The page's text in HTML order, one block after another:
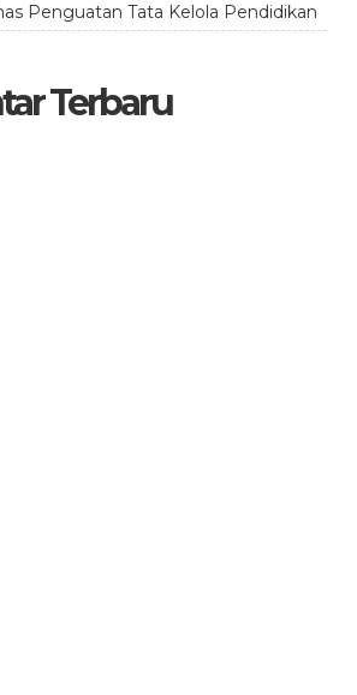
Penguatan Tata Kelola Pendidikan
Terbaru